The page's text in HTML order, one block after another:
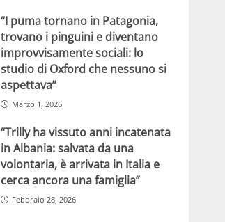
“I puma tornano in Patagonia,
trovano i pinguini e diventano
improvvisamente sociali: lo
studio di Oxford che nessuno si
aspettava”
Marzo 1, 2026
“Trilly ha vissuto anni incatenata
in Albania: salvata da una
volontaria, è arrivata in Italia e
cerca ancora una famiglia”
Febbraio 28, 2026